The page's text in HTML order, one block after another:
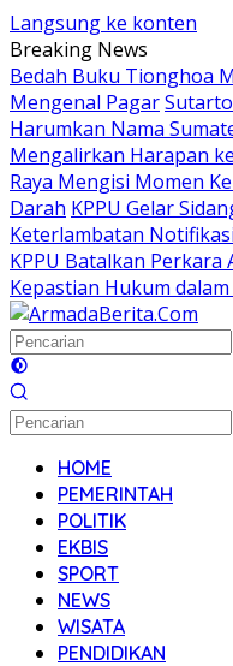
Langsung ke konten
Breaking News
Bedah Buku Tionghoa
Mengenal Pagar
Harumkan Nama
Mengalirkan Harapan
Raya Mengisi Momen
Darah KPPU Gelar
Keterlambatan
KPPU Batalkan
Kepastian Hukum
HOME
PEMERINTAH
POLITIK
EKBIS
SPORT
NEWS
WISATA
PENDIDIKAN